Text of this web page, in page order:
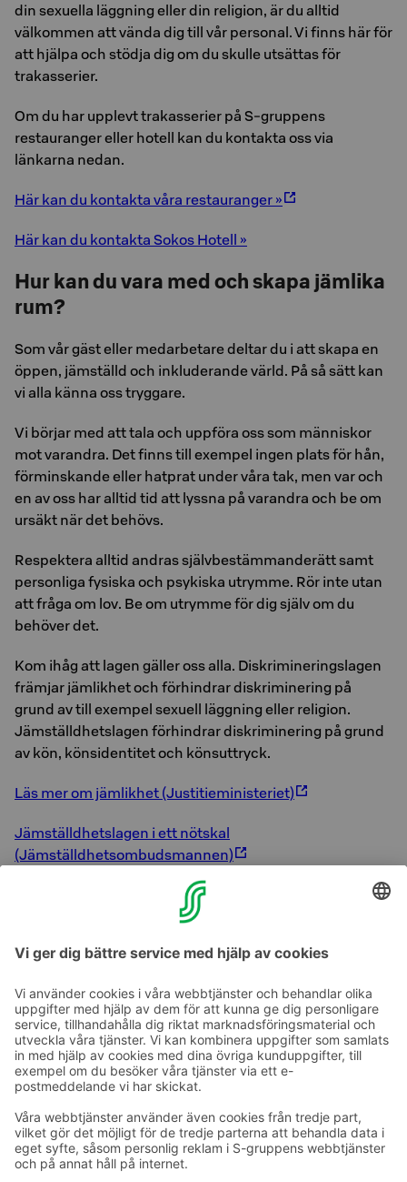
din sexuella läggning eller din religion, är du alltid
välkommen att vända dig till vår personal. Vi finns här för
att hjälpa och stödja dig om du skulle utsättas för
trakasserier.
Om du har upplevt trakasserier på S-gruppens
restauranger eller hotell kan du kontakta oss via
länkarna nedan.
Här kan du kontakta våra restauranger »
Här kan du kontakta Sokos Hotell »
Hur kan du vara med och skapa jämlika
rum?
Som vår gäst eller medarbetare deltar du i att skapa en
öppen, jämställd och inkluderande värld. På så sätt kan
vi alla känna oss tryggare.
Vi börjar med att tala och uppföra oss som människor
mot varandra. Det finns till exempel ingen plats för hån,
förminskande eller hatprat under våra tak, men var och
en av oss har alltid tid att lyssna på varandra och be om
ursäkt när det behövs.
Respektera alltid andras självbestämmanderätt samt
personliga fysiska och psykiska utrymme. Rör inte utan
att fråga om lov. Be om utrymme för dig själv om du
behöver det.
Kom ihåg att lagen gäller oss alla. Diskrimineringslagen
främjar jämlikhet och förhindrar diskriminering på
grund av till exempel sexuell läggning eller religion.
Jämställdhetslagen förhindrar diskriminering på grund
av kön, könsidentitet och könsuttryck.
Läs mer om jämlikhet (Justitieministeriet)
Jämställdhetslagen i ett nötskal
(Jämställdhetsombudsmannen)
Sokos Hotell och hållbarhet
Ta kontakt
Kontaktuppgifter till hotellen
Feedback
Ge feedback
Sokos Hotels nyhetsbrev
Utmärkelser och certifikat